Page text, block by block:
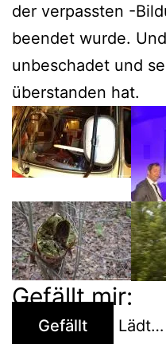
der verpassten -
beendet wurde.
unbeschadet und
überstanden hat.
Gefällt mir:
Gefällt Lädt…